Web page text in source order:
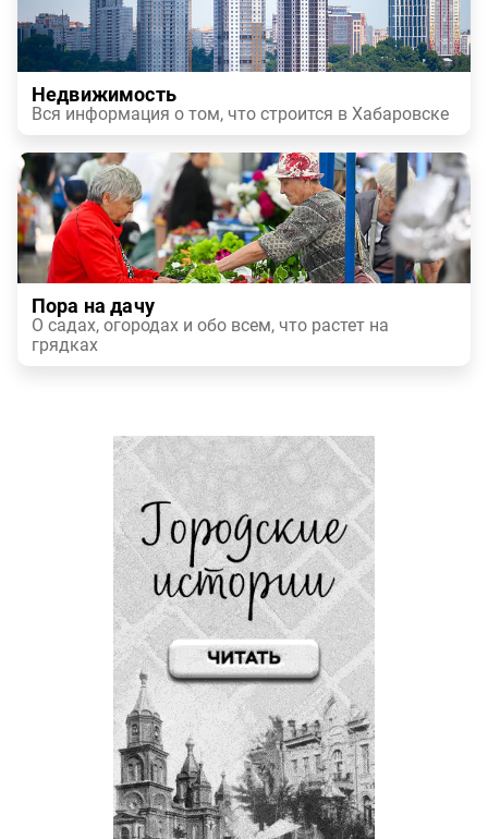
Недвижимость
Вся информация о том, что строится в Хабаровске
Пора на дачу
О садах, огородах и обо всем, что растет на
грядках